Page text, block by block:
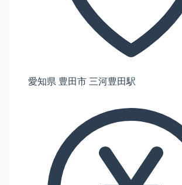
愛知県 豊田市 三河豊田駅